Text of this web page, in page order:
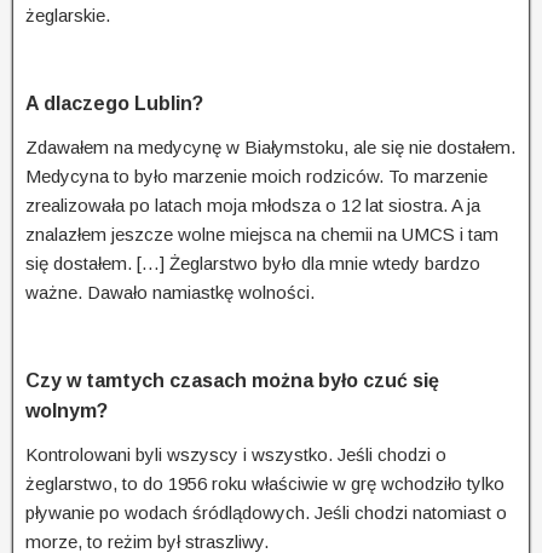
żeglarskie.
A dlaczego Lublin?
Zdawałem na medycynę w Białymstoku, ale się nie dostałem.
Medycyna to było marzenie moich rodziców. To marzenie
zrealizowała po latach moja młodsza o 12 lat siostra. A ja
znalazłem jeszcze wolne miejsca na chemii na UMCS i tam
się dostałem. […] Żeglarstwo było dla mnie wtedy bardzo
ważne. Dawało namiastkę wolności.
Czy w tamtych czasach można było czuć się
wolnym?
Kontrolowani byli wszyscy i wszystko. Jeśli chodzi o
żeglarstwo, to do 1956 roku właściwie w grę wchodziło tylko
pływanie po wodach śródlądowych. Jeśli chodzi natomiast o
morze, to reżim był straszliwy.